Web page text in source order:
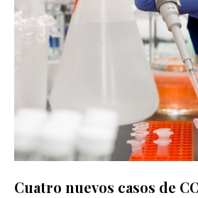
Cuatro nuevos casos de